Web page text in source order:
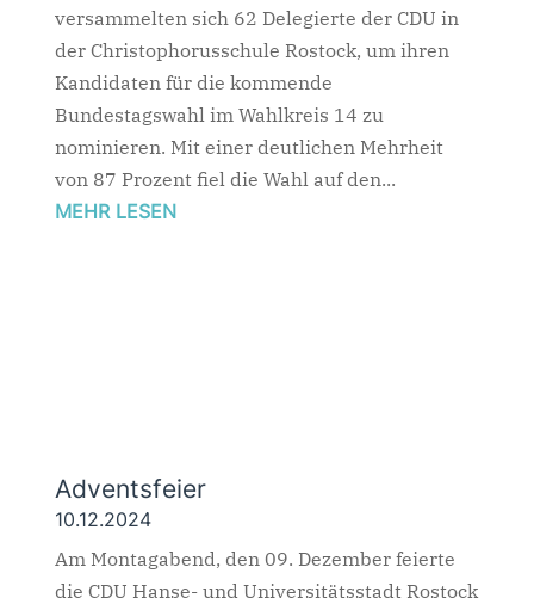
versammelten sich 62 Delegierte der CDU in
der Christophorusschule Rostock, um ihren
Kandidaten für die kommende
Bundestagswahl im Wahlkreis 14 zu
nominieren. Mit einer deutlichen Mehrheit
von 87 Prozent fiel die Wahl auf den...
MEHR LESEN
Adventsfeier
10.12.2024
Am Montagabend, den 09. Dezember feierte
die CDU Hanse- und Universitätsstadt Rostock